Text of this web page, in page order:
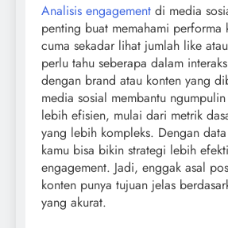
Analisis engagement di media
penting buat memahami performa
cuma sekadar lihat jumlah like
perlu tahu seberapa dalam
dengan brand atau konten yang
media sosial membantu
lebih efisien, mulai dari metrik
yang lebih kompleks. Dengan
kamu bisa bikin strategi lebih
engagement. Jadi, enggak asal
konten punya tujuan jelas
yang akurat.